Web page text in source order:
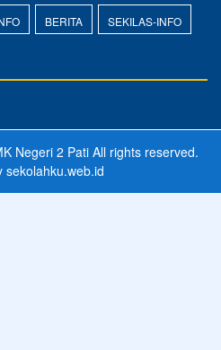
BERITA SEKILAS-INFO
Negeri 2 PatiAll rights reserved.
sekolahku.web.id